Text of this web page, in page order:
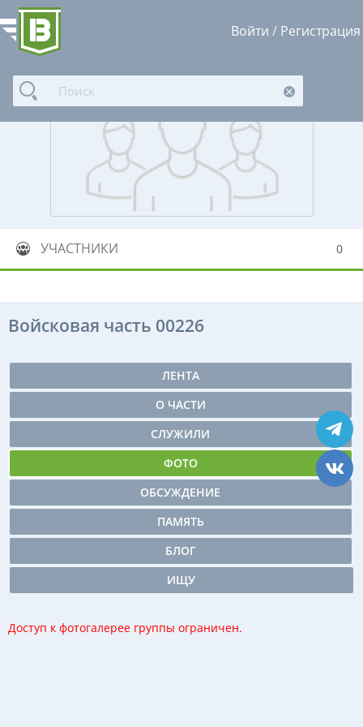
Войти / Регистрация
УЧАСТНИКИ 0
Войсковая часть 00226
ЛЕНТА
О ЧАСТИ
СЛУЖИЛИ
ФОТО
ОБСУЖДЕНИЕ
ПАМЯТЬ
БЛОГ
ИЩУ
Доступ к фотогалерее группы ограничен.